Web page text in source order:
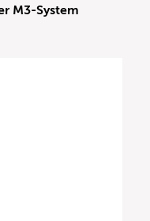
M3-System